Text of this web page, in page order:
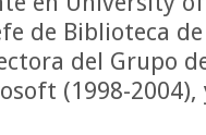
de Biblioteca
del Grupo
(1998-2004),